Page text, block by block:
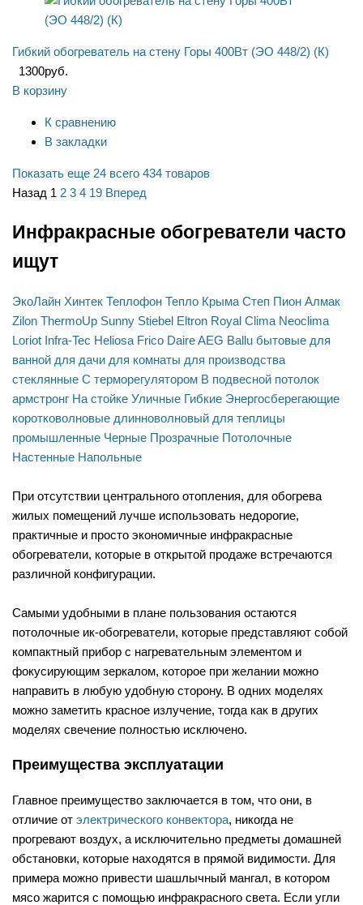
Гибкий обогреватель на стену Горы 400Вт (ЭО 448/2) (К)
1300руб.
В корзину
К сравнению
В закладки
Показать еще 24 всего 434 товаров
Назад 1 2 3 4 19 Вперед
Инфракрасные обогреватели часто
ищут
ЭкоЛайн Хинтек Теплофон Тепло Крыма Степ Пион Алмак
Zilon ThermoUp Sunny Stiebel Eltron Royal Clima Neoclima
Loriot Infra-Tec Heliosa Frico DaireAEG Ballu бытовые для
ванной для дачи для комнаты для производства
стеклянные С терморегулятором В подвесной потолок
армстронг На стойке Уличные Гибкие Энергосберегающие
коротковолновые длинноволновый для теплицы
промышленные Черные Прозрачные Потолочные
Настенные Напольные
При отсутствии центрального отопления, для обогрева
жилых помещений лучше использовать недорогие,
практичные и просто экономичные инфракрасные
обогреватели, которые в открытой продаже встречаются
различной конфигурации.
Самыми удобными в плане пользования остаются
потолочные ик-обогреватели, которые представляют собой
компактный прибор с нагревательным элементом и
фокусирующим зеркалом, которое при желании можно
направить в любую удобную сторону. В одних моделях
можно заметить красное излучение, тогда как в других
моделях свечение полностью исключено.
Преимущества эксплуатации
Главное преимущество заключается в том, что они, в
отличие от электрического конвектора, никогда не
прогревают воздух, а исключительно предметы домашней
обстановки, которые находятся в прямой видимости. Для
примера можно привести шашлычный мангал, в котором
мясо жарится с помощью инфракрасного света. Если угли